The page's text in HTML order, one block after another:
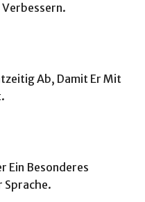
Verbessern.
Ab, Damit Er Mit
Ein Besonderes
Sprache.